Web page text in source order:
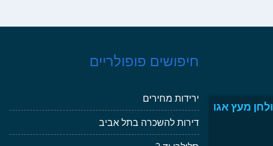
מעץ אגו
חיפושים פופולריים
ירידות מחירים
דירות להשכרה בתל אביב